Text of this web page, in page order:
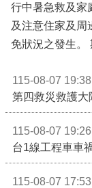
行中暑急救及家
及注意住家及周
115-08-07 19:38
第四救災救護
115-08-07 19:26
台1線工程車車
115-08-07 17:53